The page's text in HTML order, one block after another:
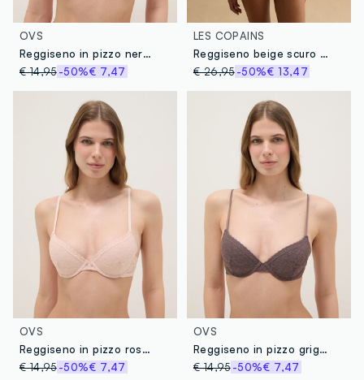
OVS
Reggiseno in pizzo nero con imbottitura
€ 14,95-50%€ 7,47
LES COPAINS
Reggiseno beige scuro con ferretto e coppe imbottite
€ 26,95 -50%€ 13,47
OVS
Reggiseno in pizzo rosa con imbottitura
€ 14,95-50%€ 7,47
OVS
Reggiseno in pizzo grigio con imbottitura
€ 14,95 -50%€ 7,47